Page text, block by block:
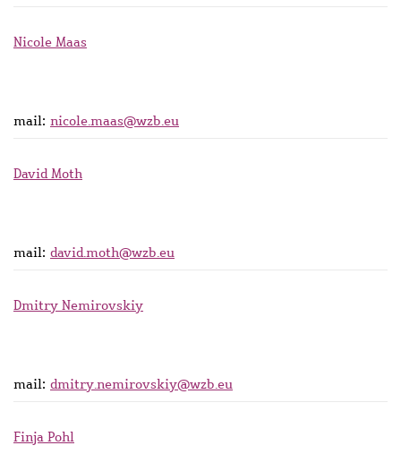
Nicole Maas
mail: nicole.maas@wzb.eu
David Moth
mail: david.moth@wzb.eu
Dmitry Nemirovskiy
mail: dmitry.nemirovskiy@wzb.eu
Finja Pohl